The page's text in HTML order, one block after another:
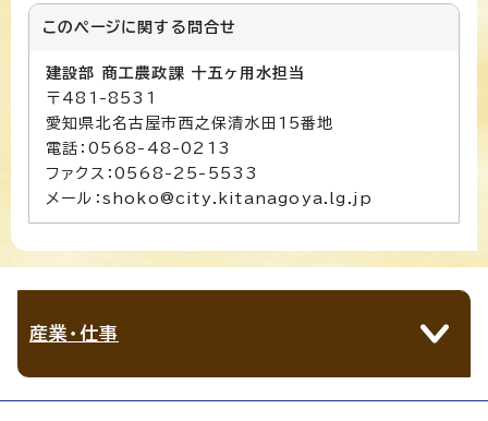
このページに関する 問合せ
建設部 商工農政課 十五ヶ用水担当
〒481-8531
愛知県北名古屋市西之保清水田15番地
電話：0568-48-0213
ファクス：0568-25-5533
メール：shoko@city.kitanagoya.lg.jp
産業・仕事